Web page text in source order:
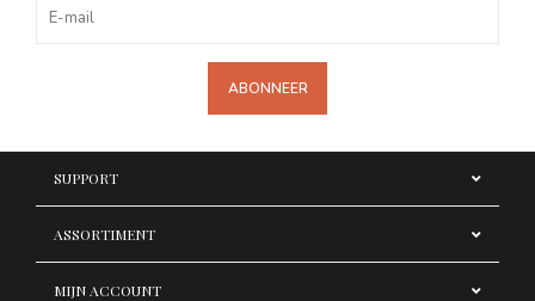
ABONNEER
SUPPORT
ASSORTIMENT
MIJN ACCOUNT